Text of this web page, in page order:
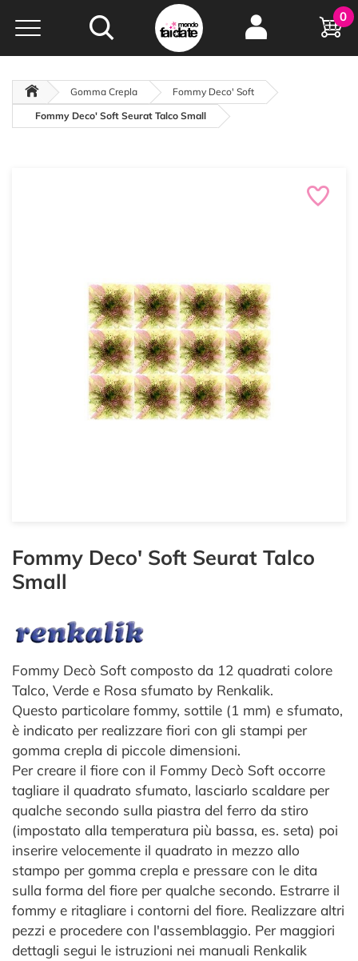
Hobby e
creatività...
oltre 15 anni online
0
Gomma Crepla
Fommy Deco' Soft
Fommy Deco' Soft Seurat Talco Small
Fommy Deco' Soft Seurat Talco
Small
Fommy Decò Soft composto da 12 quadrati colore
Talco, Verde e Rosa sfumato by Renkalik.
Questo particolare fommy, sottile (1 mm) e sfumato,
è indicato per realizzare fiori con gli stampi per
gomma crepla di piccole dimensioni.
Per creare il fiore con il Fommy Decò Soft occorre
tagliare il quadrato sfumato, lasciarlo scaldare per
qualche secondo sulla piastra del ferro da stiro
(impostato alla temperatura più bassa, es. seta) poi
inserire velocemente il quadrato in mezzo allo
stampo per gomma crepla e pressare con le dita
sulla forma del fiore per qualche secondo. Estrarre il
fommy e ritagliare i contorni del fiore. Realizzare altri
pezzi e procedere con l'assemblaggio. Per maggiori
dettagli segui le istruzioni nei manuali Renkalik